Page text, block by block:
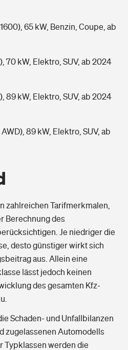
65 kW, Benzin, Coupe, ab
70 kW, Elektro, SUV, ab 2024
89 kW, Elektro, SUV, ab 2024
89 kW, Elektro, SUV, ab
zahlreichen Tarifmerkmalen,
Berechnung des
Je niedriger die
desto günstiger wirkt sich
aus. Allein eine
lässt jedoch keinen
des gesamten Kfz-
Schaden- und Unfallbilanzen
zugelassenen Automodells
Typklassen werden die